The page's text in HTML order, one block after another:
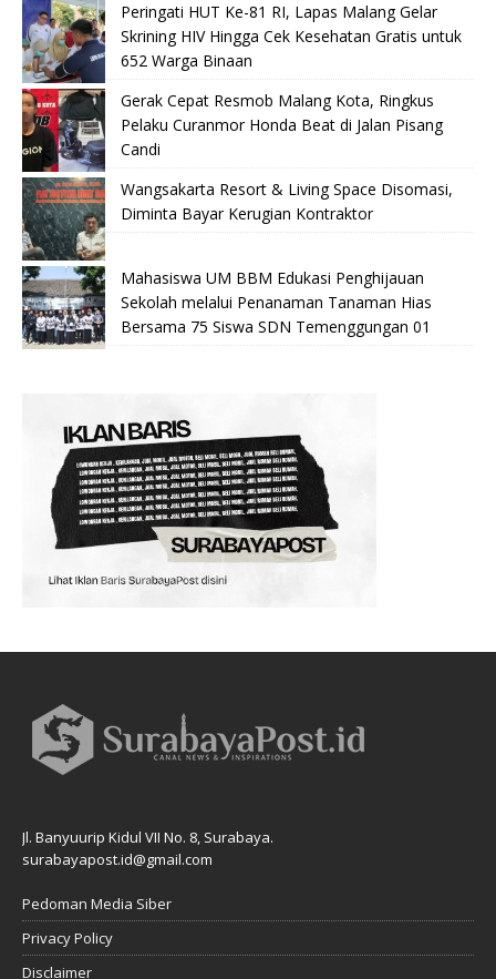
Peringati HUT Ke-81 RI, Lapas Malang Gelar
Skrining HIV Hingga Cek Kesehatan Gratis untuk
652 Warga Binaan
Gerak Cepat Resmob Malang Kota, Ringkus
Pelaku Curanmor Honda Beat di Jalan Pisang
Candi
Wangsakarta Resort & Living Space Disomasi,
Diminta Bayar Kerugian Kontraktor
Mahasiswa UM BBM Edukasi Penghijauan
Sekolah melalui Penanaman Tanaman Hias
Bersama 75 Siswa SDN Temenggungan 01
Jl. Banyuurip Kidul VII No. 8, Surabaya.
surabayapost.id@gmail.com
Pedoman Media Siber
Privacy Policy
Disclaimer